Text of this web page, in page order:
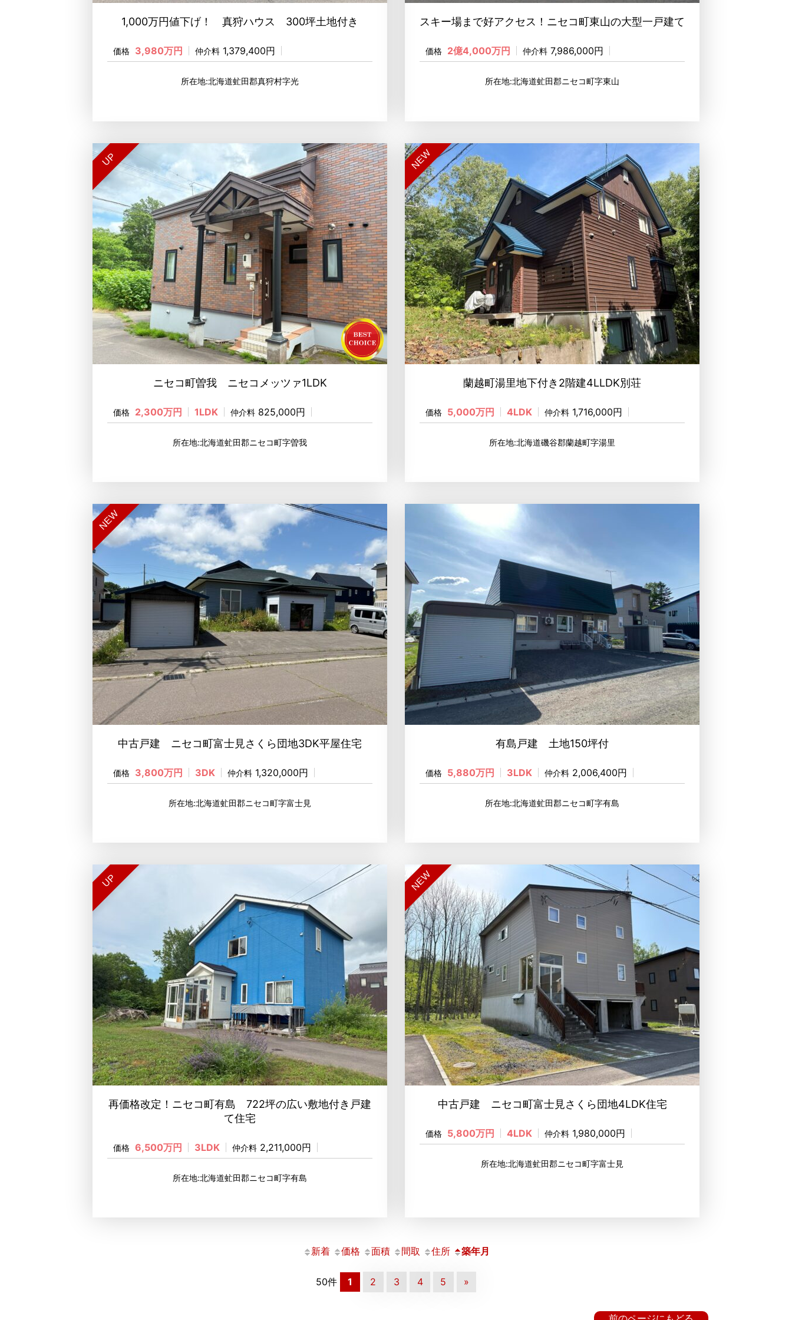
1,000万円値下げ！ 真狩ハウス 300坪土地付き
価格 3,980万円 仲介料 1,379,400円
所在地:北海道虻田郡真狩村字光
スキー場まで好アクセス！ニセコ町東山の大型一戸建て
価格 2億4,000万円 仲介料 7,986,000円
所在地:北海道虻田郡ニセコ町字東山
UP
ニセコ町曽我 ニセコメッツァ1LDK
価格 2,300万円 1LDK 仲介料 825,000円
所在地:北海道虻田郡ニセコ町字曽我
NEW
蘭越町湯里地下付き2階建4LLDK別荘
価格 5,000万円 4LDK 仲介料 1,716,000円
所在地:北海道磯谷郡蘭越町字湯里
NEW
中古戸建 ニセコ町富士見さくら団地3DK平屋住宅
価格 3,800万円 3DK 仲介料 1,320,000円
所在地:北海道虻田郡ニセコ町字富士見
有島戸建 土地150坪付
価格 5,880万円 3LDK 仲介料 2,006,400円
所在地:北海道虻田郡ニセコ町字有島
UP
再価格改定！ニセコ町有島 722坪の広い敷地付き戸建
て住宅
価格 6,500万円 3LDK 仲介料 2,211,000円
所在地:北海道虻田郡ニセコ町字有島
NEW
中古戸建 ニセコ町富士見さくら団地4LDK住宅
価格 5,800万円 4LDK 仲介料 1,980,000円
所在地:北海道虻田郡ニセコ町字富士見
新着 価格 面積 間取 住所 築年月
50件 1 2 3 4 5 »